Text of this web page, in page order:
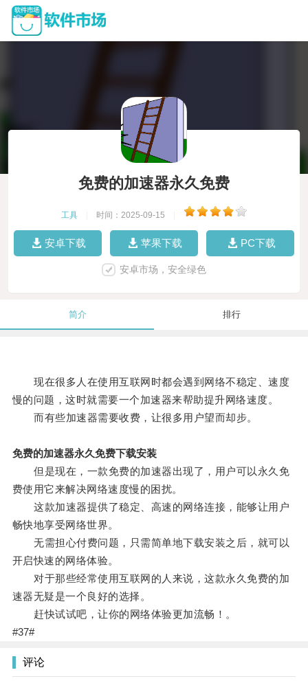
免费的加速器永久免费
工具 时间：2025-09-15
安卓下载 苹果下载 PC下载
安卓市场，安全绿色
简介 排行
现在很多人在使用互联网时都会遇到网络不稳定、速度
慢的问题，这时就需要一个加速器来帮助提升网络速度。
而有些加速器需要收费，让很多用户望而却步。
免费的加速器永久免费下载安装
但是现在，一款免费的加速器出现了，用户可以永久免
费使用它来解决网络速度慢的困扰。
这款加速器提供了稳定、高速的网络连接，能够让用户
畅快地享受网络世界。
无需担心付费问题，只需简单地下载安装之后，就可以
开启快速的网络体验。
对于那些经常使用互联网的人来说，这款永久免费的加
速器无疑是一个良好的选择。
赶快试试吧，让你的网络体验更加流畅！。
#37#
评论